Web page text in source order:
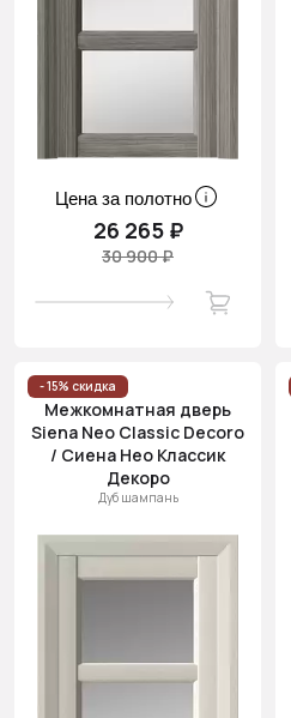
Цена за полотно
26 265 ₽
30 900 ₽
- 15% скидка
Межкомнатная дверь
Siena Neo Classic Decoro
/ Сиена Нео Классик
Декоро
Дуб шампань